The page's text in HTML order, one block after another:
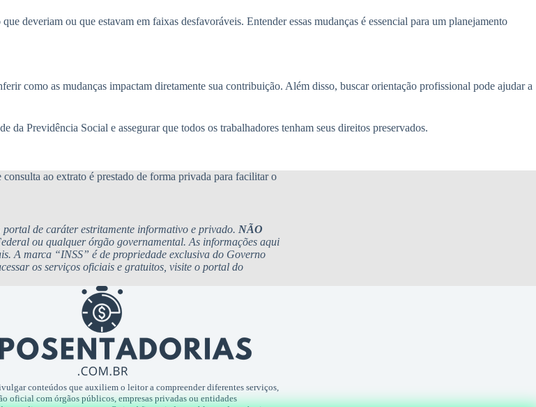
deveriam ou que estavam em faixas desfavoráveis. Entender essas mudanças é essencial para um planejamento
como as mudanças impactam diretamente sua contribuição. Além disso, buscar orientação profissional pode ajudar a
Previdência Social e assegurar que todos os trabalhadores tenham seus direitos preservados.
ao extrato é prestado de forma privada para facilitar o
portal de caráter estritamente informativo e privado. NÃO
ou qualquer órgão governamental. As informações aqui
A marca “INSS” é de propriedade exclusiva do Governo
os serviços oficiais e gratuitos, visite o portal do
conteúdos que auxiliem o leitor a compreender diferentes serviços,
oficial com órgãos públicos, empresas privadas ou entidades